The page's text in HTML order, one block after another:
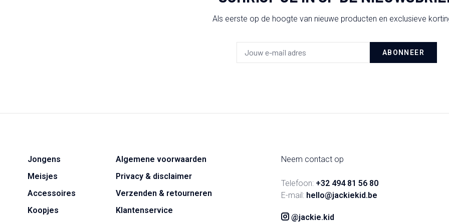
Als eerste op de hoogte van nieuwe producten en exclusieve
ABONNEER
Jongens
Meisjes
Accessoires
Koopjes
Algemene voorwaarden
Privacy & disclaimer
Verzenden & retourneren
Klantenservice
Neem contact op
Telefoon: +32 494 81 56 80
E-mail: hello@jackiekid.be
@jackie.kid